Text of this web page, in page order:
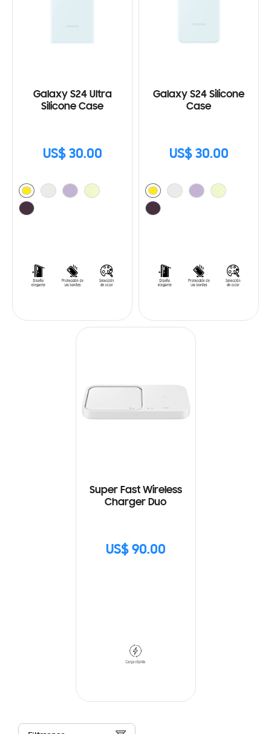
Galaxy S24 Ultra
Silicone Case
US$ 30.00
Galaxy S24 Silicone
Case
US$ 30.00
Super Fast Wireless
Charger Duo
US$ 90.00